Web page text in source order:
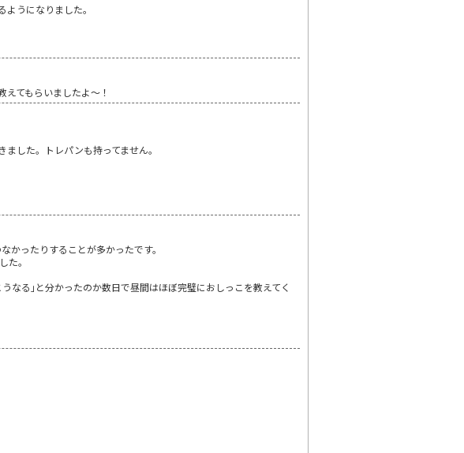
うになりました。
てもらいましたよ～！
した。トレパンも持ってません。
かったりすることが多かったです。
た。
なる｣と分かったのか数日で昼間はほぼ完璧におしっこを教えてく